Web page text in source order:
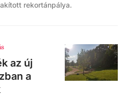
rekortánpálya.
az új
a